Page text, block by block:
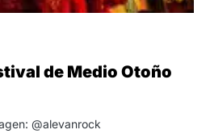
de Medio Otoño
@alevanrock